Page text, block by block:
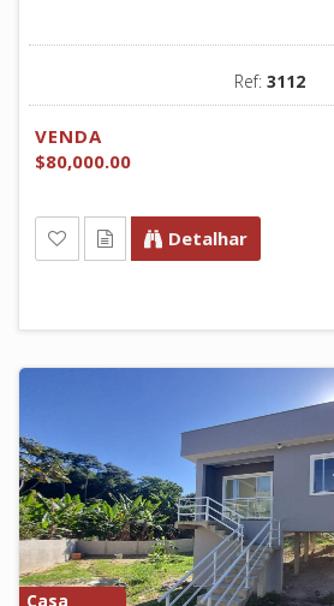
Ref: 3112
VENDA
$80,000.00
Detalhar
Casa